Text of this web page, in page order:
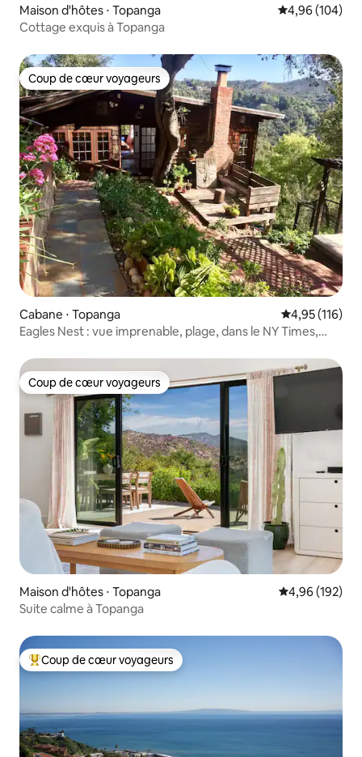
Maison d'hôtes ⋅ Topanga Évaluation
4,96 (104)
Cottage exquis à Topanga
Coup de cœur voyageurs
Coup de cœur voyageurs
Cabane ⋅ Topanga Évaluation
4,95 (116)
Eagles Nest : vue imprenable, plage, dans le NY Times,
Coup de cœur voyageurs
Coup de cœur voyageurs
Maison d'hôtes ⋅ Topanga Évaluation
4,96 (192)
Suite calme à Topanga
Coups de cœur voyageurs les plus appréciés
Coup de cœur voyageurs